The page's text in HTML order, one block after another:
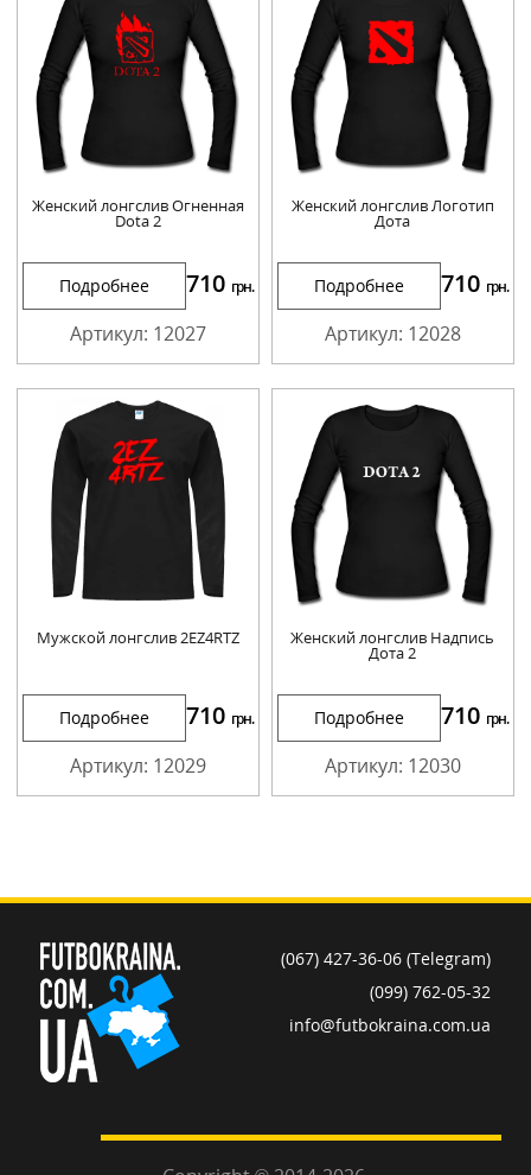
Женский лонгслив Огненная
Dota 2
Подробнее 710 грн.
Артикул: 12027
Женский лонгслив Логотип
Дота
Подробнее 710 грн.
Артикул: 12028
Мужской лонгслив 2EZ4RTZ
Подробнее 710 грн.
Артикул: 12029
Женский лонгслив Надпись
Дота 2
Подробнее 710 грн.
Артикул: 12030
(067) 427-36-06 (Telegram)
(099) 762-05-32
info@futbokraina.com.ua